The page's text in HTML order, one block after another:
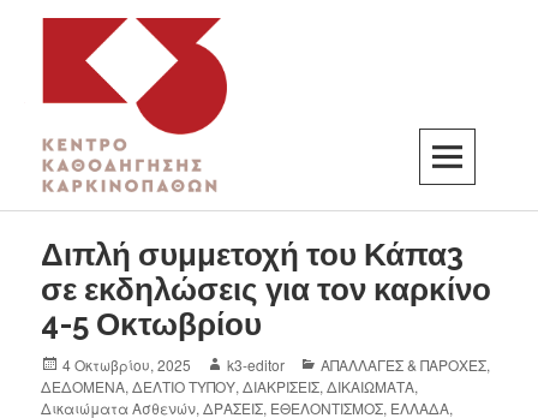
K3
ΚΕΝΤΡΟ ΚΑΘΟΔΗΓΗΣΗΣ ΚΑΡΚΙΝΟΠΑΘΩΝ
Διπλή συμμετοχή του Κάπα3
σε εκδηλώσεις για τον καρκίνο
4-5 Οκτωβρίου
4 Οκτωβρίου, 2025 k3-editor ΑΠΑΛΛΑΓΕΣ & ΠΑΡΟΧΕΣ,
ΔΕΔΟΜΕΝΑ,ΔΕΛΤΙΟ ΤΥΠΟΥ,ΔΙΑΚΡΙΣΕΙΣ,ΔΙΚΑΙΩΜΑΤΑ,
Δικαιώματα Ασθενών,ΔΡΑΣΕΙΣ, ΕΘΕΛΟΝΤΙΣΜΟΣ, ΕΛΛΑΔΑ,